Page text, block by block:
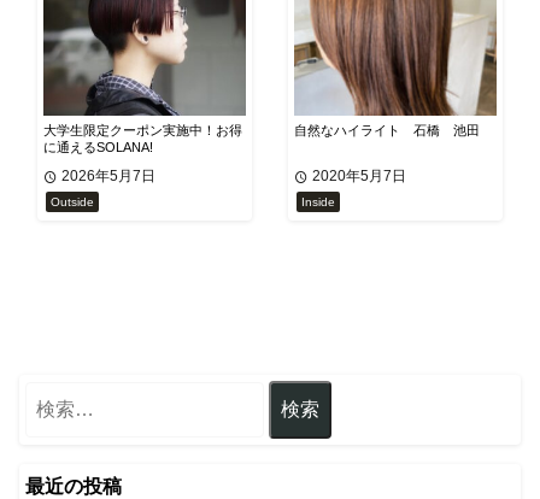
大学生限定クーポン実施中！お得
に通えるSOLANA!
2026年5月7日
Outside
自然なハイライト 石橋 池田
2020年5月7日
Inside
最近の投稿